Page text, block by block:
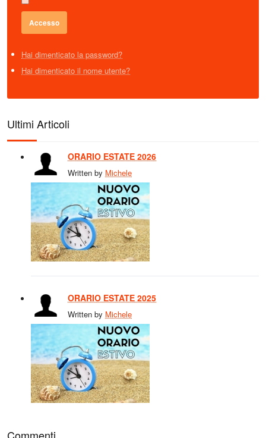
Hai dimenticato la password?
Hai dimenticato il nome utente?
Ultimi Articoli
ORARIO ESTATE 2026
Written by Michele
ORARIO ESTATE 2025
Written by Michele